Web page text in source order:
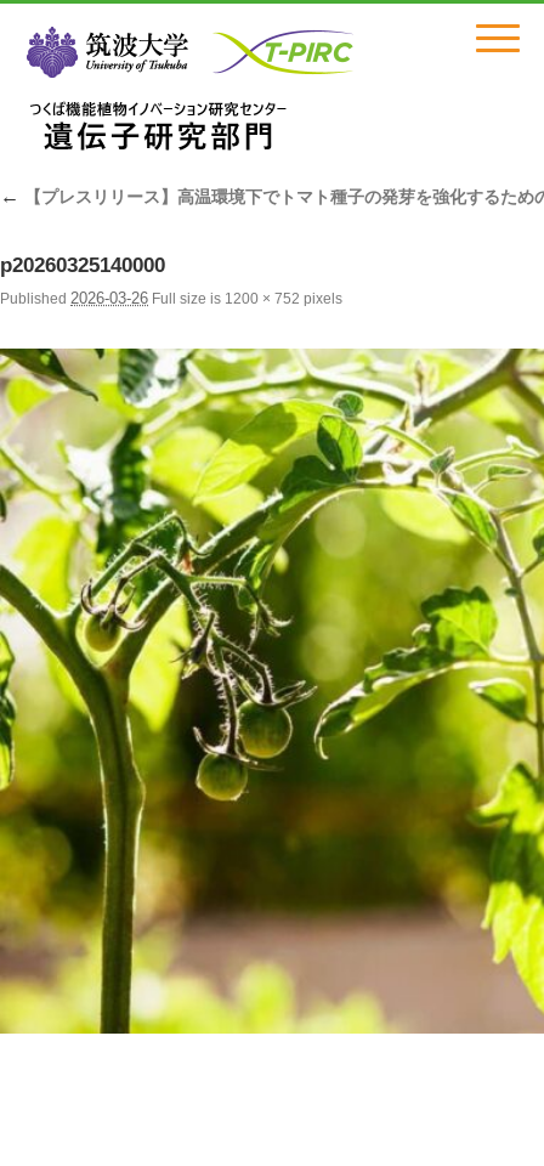
Click
← 【プレスリリース】高温環境下でトマト種子の発芽を強化するため
p20260325140000
Published 2026-03-26 Full size is 1200 × 752 pixels